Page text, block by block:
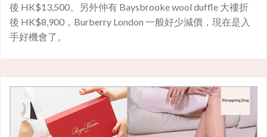
後 HK$13,500。另外仲有 Baysbrooke wool duffle 大褸折
後 HK$8,900，Burberry London 一般好少減價，現在是入
手好機會了。